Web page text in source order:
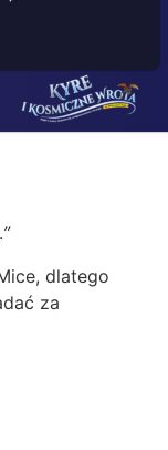
”
dlatego
za